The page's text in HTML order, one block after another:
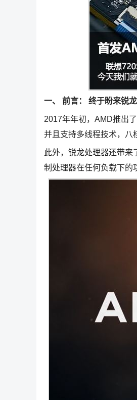
一、 前言： 终于盼来锐
2017年年初，AMD推出
并且支持多线程技术，八
此外，锐龙处理器还带
制处理器在任何负载下的